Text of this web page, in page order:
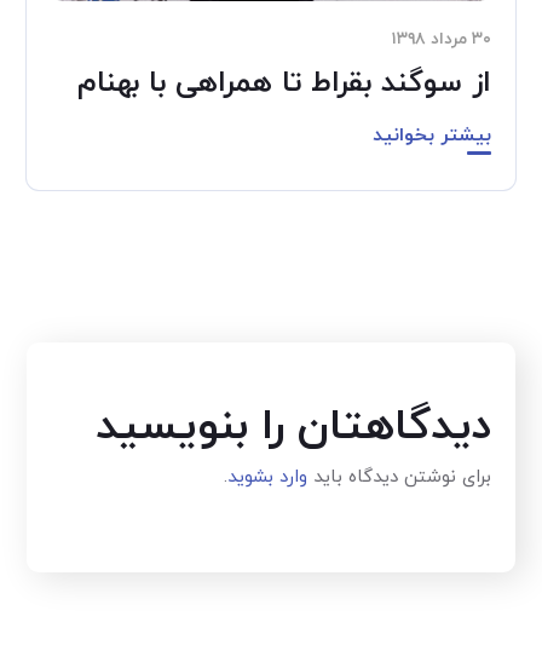
۳۰ مرداد ۱۳۹۸
از سوگند بقراط تا همراهی با بهنام
بیشتر بخوانید
دیدگاهتان را بنویسید
برای نوشتن دیدگاه باید وارد بشوید.